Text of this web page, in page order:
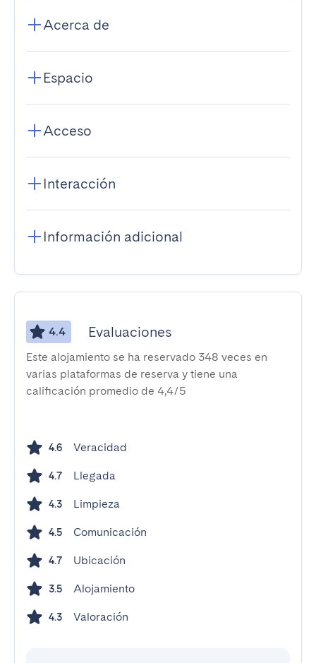
Acerca de
Espacio
Acceso
Interacción
Información adicional
4.4 Evaluaciones
Este alojamiento se ha reservado 348 veces en
varias plataformas de reserva y tiene una
calificación promedio de 4,4/5
4.6 Veracidad
4.7 Llegada
4.3 Limpieza
4.5 Comunicación
4.7 Ubicación
3.5 Alojamiento
4.3 Valoración